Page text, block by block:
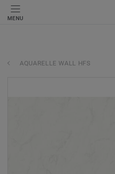
MENU
AQUARELLE WALL HFS